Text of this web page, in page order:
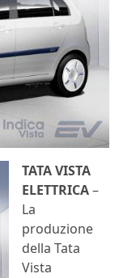
TATA VISTA
ELETTRICA–
La
produzione
della Tata
Vista